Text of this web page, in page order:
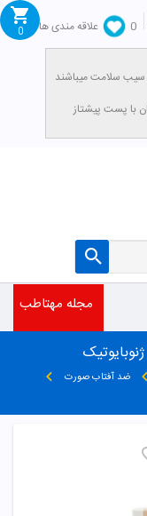
0
علاقه مندی ها
0
مجله مهتاطب
ضد آفتاب صورت